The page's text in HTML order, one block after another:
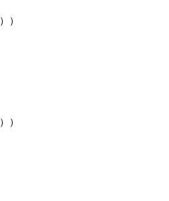
））
））